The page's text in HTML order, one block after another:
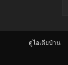
ดูไอเดียบ้าน